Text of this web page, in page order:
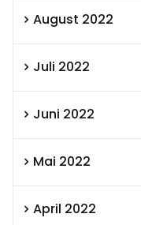
August 2022
Juli 2022
Juni 2022
Mai 2022
April 2022